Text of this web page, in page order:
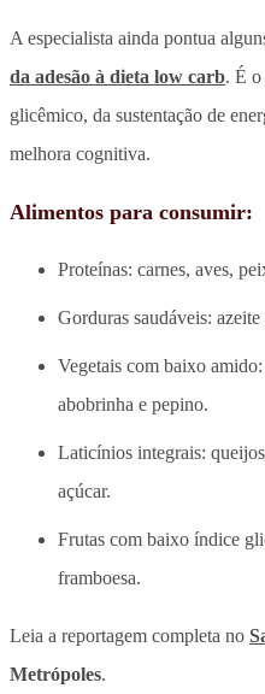
A especialista ainda pontua
da adesão à dieta low carb. É o
glicêmico, da sustentação de
melhora cognitiva.
Alimentos para consumir:
Proteínas: carnes, aves,
Gorduras saudáveis:
Vegetais com baixo
abobrinha e pepino.
Laticínios integrais:
açúcar.
Frutas com baixo índice
framboesa.
Leia a reportagem completa no
Metrópoles.